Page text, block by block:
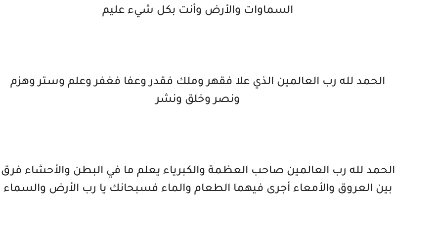
السماوات والأرض وأنت بكل شيء عليم
الحمد لله رب العالمين الذي علا فقهر وملك فقدر وعفا فغفر وعلم وستر وهزم
ونصر وخلق ونشر
الحمد لله رب العالمين صاحب العظمة والكبرياء يعلم ما في البطن والأحشاء فرق
بين العروق والأمعاء أجرى فيهما الطعام والماء فسبحانك يا رب الأرض والسماء